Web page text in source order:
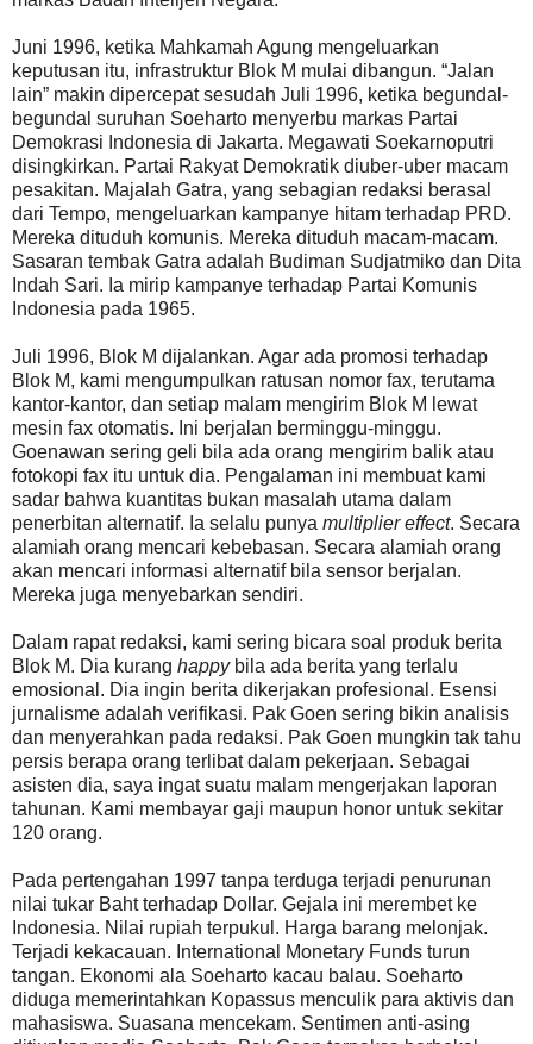
Juni 1996, ketika Mahkamah Agung mengeluarkan
keputusan itu, infrastruktur Blok M mulai dibangun. “Jalan
lain” makin dipercepat sesudah Juli 1996, ketika begundal-
begundal suruhan Soeharto menyerbu markas Partai
Demokrasi Indonesia di Jakarta. Megawati Soekarnoputri
disingkirkan. Partai Rakyat Demokratik diuber-uber macam
pesakitan. Majalah Gatra, yang sebagian redaksi berasal
dari Tempo, mengeluarkan kampanye hitam terhadap PRD.
Mereka dituduh komunis. Mereka dituduh macam-macam.
Sasaran tembak Gatra adalah Budiman Sudjatmiko dan Dita
Indah Sari. Ia mirip kampanye terhadap Partai Komunis
Indonesia pada 1965.
Juli 1996, Blok M dijalankan. Agar ada promosi terhadap
Blok M, kami mengumpulkan ratusan nomor fax, terutama
kantor-kantor, dan setiap malam mengirim Blok M lewat
mesin fax otomatis. Ini berjalan berminggu-minggu.
Goenawan sering geli bila ada orang mengirim balik atau
fotokopi fax itu untuk dia. Pengalaman ini membuat kami
sadar bahwa kuantitas bukan masalah utama dalam
penerbitan alternatif. Ia selalu punya multiplier effect. Secara
alamiah orang mencari kebebasan. Secara alamiah orang
akan mencari informasi alternatif bila sensor berjalan.
Mereka juga menyebarkan sendiri.
Dalam rapat redaksi, kami sering bicara soal produk berita
Blok M. Dia kurang happybila ada berita yang terlalu
emosional. Dia ingin berita dikerjakan profesional. Esensi
jurnalisme adalah verifikasi. Pak Goen sering bikin analisis
dan menyerahkan pada redaksi. Pak Goen mungkin tak tahu
persis berapa orang terlibat dalam pekerjaan. Sebagai
asisten dia, saya ingat suatu malam mengerjakan laporan
tahunan. Kami membayar gaji maupun honor untuk sekitar
120 orang.
Pada pertengahan 1997 tanpa terduga terjadi penurunan
nilai tukar Baht terhadap Dollar. Gejala ini merembet ke
Indonesia. Nilai rupiah terpukul. Harga barang melonjak.
Terjadi kekacauan. International Monetary Funds turun
tangan. Ekonomi ala Soeharto kacau balau. Soeharto
diduga memerintahkan Kopassus menculik para aktivis dan
mahasiswa. Suasana mencekam. Sentimen anti-asing